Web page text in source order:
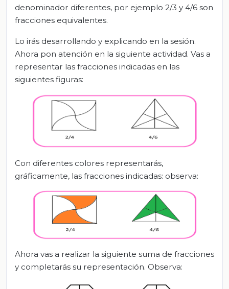
denominador diferentes, por ejemplo 2/3 y 4/6 son
fracciones equivalentes.
Lo irás desarrollando y explicando en la sesión.
Ahora pon atención en la siguiente actividad. Vas a
representar las fracciones indicadas en las
siguientes figuras:
Con diferentes colores representarás,
gráficamente, las fracciones indicadas: observa:
Ahora vas a realizar la siguiente suma de fracciones
y completarás su representación. Observa: